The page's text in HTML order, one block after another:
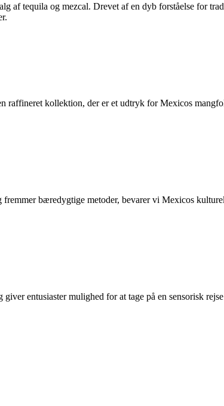
af tequila og mezcal. Drevet af en dyb forståelse for
kollektion, der er et udtryk for Mexicos
bæredygtige metoder, bevarer vi Mexicos
entusiaster mulighed for at tage på en sensorisk